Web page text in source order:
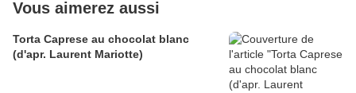
Vous aimerez aussi
Torta Caprese au chocolat blanc
(d'apr. Laurent Mariotte)